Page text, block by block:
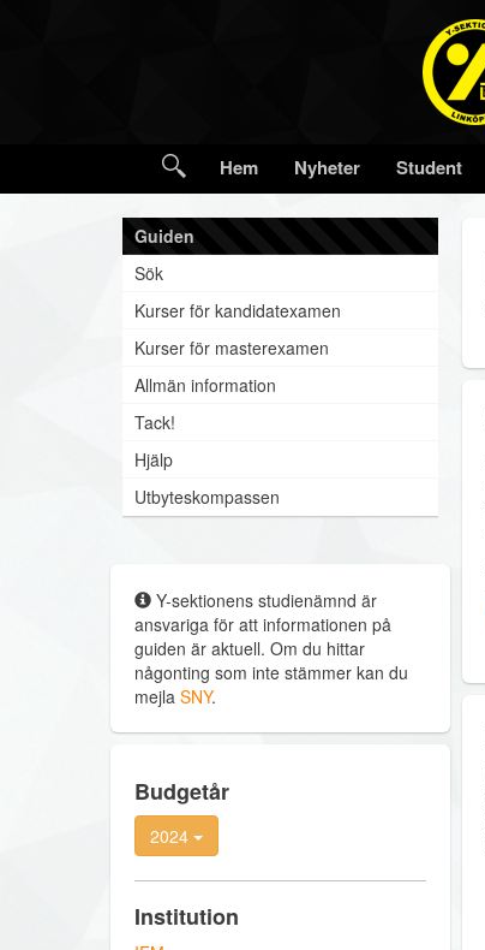
Hem Nyheter Student
Guiden
Sök
Kurser för kandidatexamen
Kurser för masterexamen
Allmän information
Tack!
Hjälp
Utbyteskompassen
Y-sektionens studienämnd är
ansvariga för att informationen på
guiden är aktuell. Om du hittar
någonting som inte stämmer kan du
mejla SNY.
Budgetår
2024
Institution